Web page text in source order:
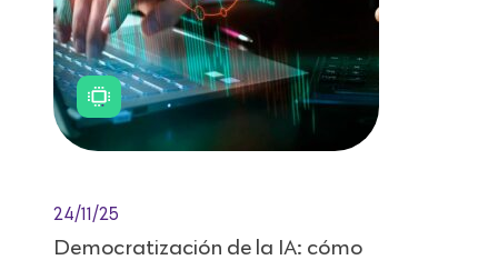
24/11/25
Democratización de la IA: cómo